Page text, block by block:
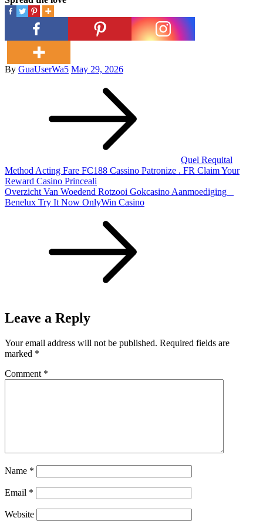
By GuaUserWa5Posted
May 29, 2026
Quel Requital
Method Acting Fare FC188 Cassino Patronize . FR Claim Your
Reward Casino Princeali
Overzicht Van Woedend Rotzooi Gokcasino Aanmoediging _
Benelux Try It Now OnlyWin Casino
Leave a Reply
Your email address will not be published. Required fields are
marked *
Comment *
Name *
Email *
Website